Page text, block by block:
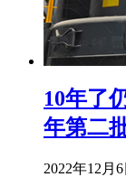
10年了
年第二
2022年12月